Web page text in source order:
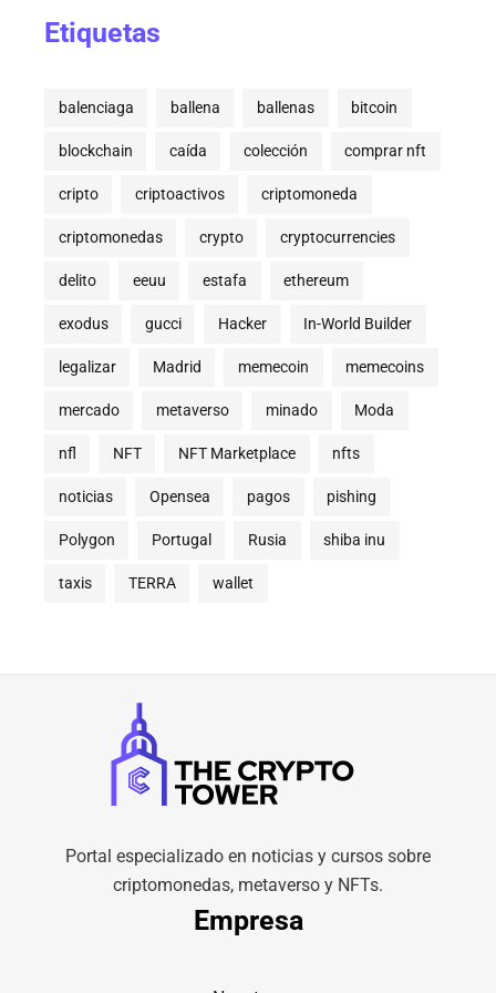
Etiquetas
balenciaga ballena ballenas bitcoin
blockchain caída colección comprar nft
cripto criptoactivos criptomoneda
criptomonedas crypto cryptocurrencies
delito eeuu estafa ethereum
exodus gucci Hacker In-World Builder
legalizar Madrid memecoin memecoins
mercado metaverso minado Moda
nfl NFT NFT Marketplace nfts
noticias Opensea pagos pishing
Polygon Portugal Rusia shiba inu
taxis TERRA wallet
Portal especializado en noticias y cursos sobre
criptomonedas, metaverso y NFTs.
Empresa